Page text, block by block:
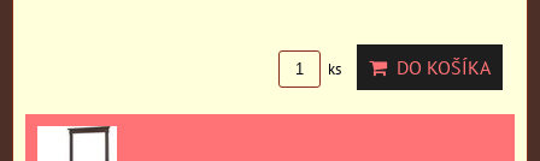
ks DO KOŠÍKA